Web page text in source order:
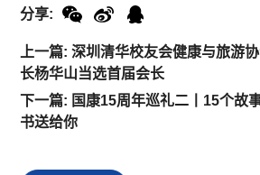
上一篇: 深圳清华校友会健康与旅游
长杨华山当选首届会长
下一篇: 国康15周年巡礼二丨15个故
书送给你
分享: